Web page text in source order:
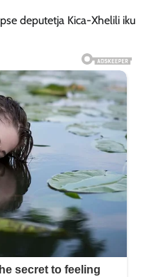
deputetja Kica-Xhelili iku